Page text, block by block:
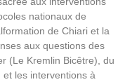
nationaux de
de Chiari et la
aux questions des
(Le Kremlin Bicêtre), du
et les interventions à